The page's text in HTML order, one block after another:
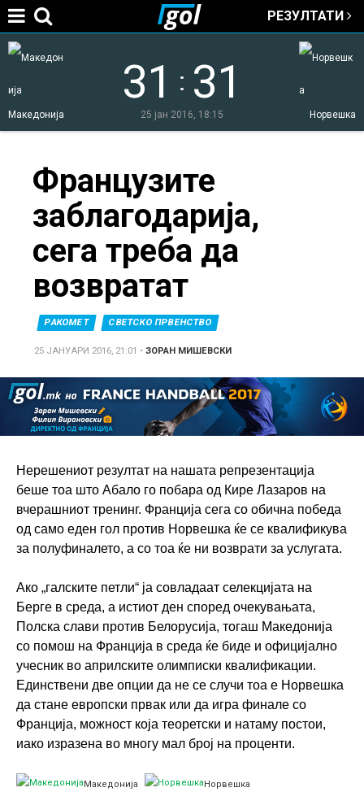
РЕЗУЛТАТИ
Македонија Норвешка
31 : 31
25 јан 2016, 18:15
here
Французите
заблагодарија,
сега треба да
возвратат
РАКОМЕТ СВЕТСКО ПРВЕНСТВО
25 ЈАНУАРИ 2016, 21:01 •ЗОРАН МИШЕВСКИ
Нерешениот резултат на нашата репрезентација
беше тоа што Абало го побара од Кире Лазаров на
вчерашниот тренинг. Франција сега со обична победа
од само еден гол против Норвешка ќе се квалификува
за полуфиналето, а со тоа ќе ни возврати за услугата.
Ако „галските петли“ ја совладаат селекцијата на
Берге в среда, а истиот ден според очекувањата,
Полска слави против Белорусија, тогаш Македонија
со помош на Франција в среда ќе биде и официјално
учесник во априлските олимписки квалификации.
Единствени две опции да не се случи тоа е Норвешка
да стане европски првак или да игра финале со
Франција, можност која теоретски и натаму постои,
иако изразена во многу мал број на проценти.
Македонија Норвешка